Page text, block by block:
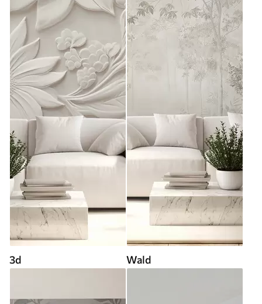
3d Wald